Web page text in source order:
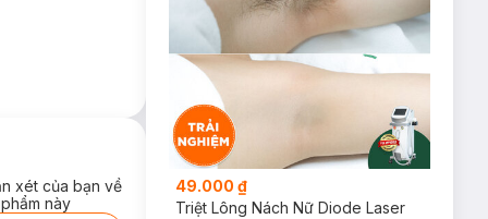
xét của bạn về
này
49.000 ₫
Triệt Lông Nách Nữ Diode Laser